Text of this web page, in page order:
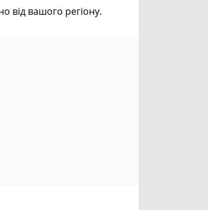
від вашого регіону.